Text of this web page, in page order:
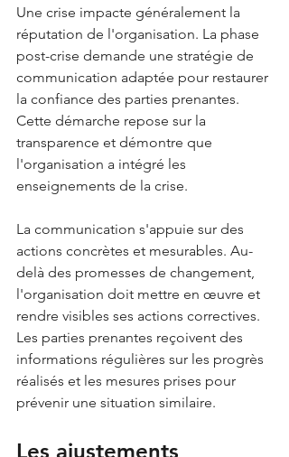
Une crise impacte généralement la
réputation de l'organisation. La phase
post-crise demande une stratégie de
communication adaptée pour restaurer
la confiance des parties prenantes.
Cette démarche repose sur la
transparence et démontre que
l'organisation a intégré les
enseignements de la crise.
La communication s'appuie sur des
actions concrètes et mesurables. Au-
delà des promesses de changement,
l'organisation doit mettre en œuvre et
rendre visibles ses actions correctives.
Les parties prenantes reçoivent des
informations régulières sur les progrès
réalisés et les mesures prises pour
prévenir une situation similaire.
Les ajustements